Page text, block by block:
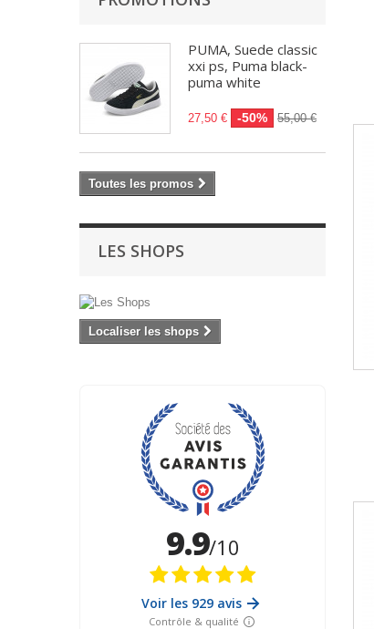
PUMA, Suede classic
xxi ps, Puma black-
puma white
27,50 € -50% 55,00 €
Toutes les promos
LES SHOPS
Localiser les shops